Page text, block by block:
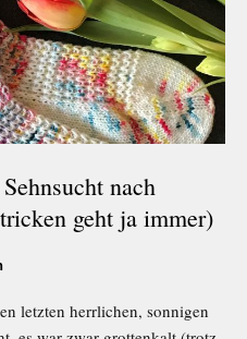
nach
geht ja immer)
letzten herrlichen, sonnigen